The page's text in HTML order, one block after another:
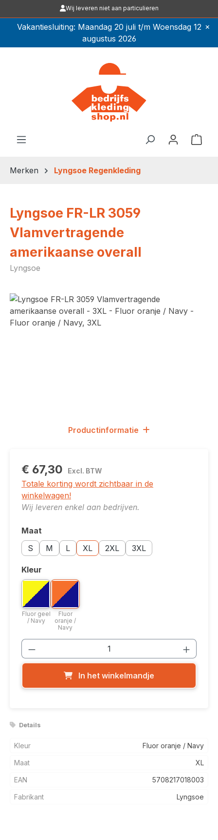
Ga naar de hoofdinhoudWij leveren niet aan particulieren
Vakantiesluiting: Maandag 20 juli t/m Woensdag 12
augustus 2026
×
Merken Lyngsoe Regenkleding
Lyngsoe FR-LR 3059
Vlamvertragende
amerikaanse overall
Lyngsoe
Afbeeldingengalerij overslaan
Productinformatie
€ 67,30 Excl. BTW
Totale korting wordt zichtbaar in de
winkelwagen!
Wij leveren enkel aan bedrijven.
Selecteer
Maat
S
Maatoptie: S
M
Maatoptie: M
L
Maatoptie: L
XL
Maatoptie: XL
2XL
Maatoptie: 2XL
3XL
Maatoptie: 3XL
Selecteer
Kleur
Fluor geel / Navy
Bicolor optie: Fluor geel / Navy
Fluor geel
/ Navy
Bicolor optie: Fluor oranje / Navy
Fluor
oranje /
Navy
Producthoeveelheid: Voer de
In het winkelmandje
Details
Kleur Fluor oranje / Navy
Maat XL
EAN 5708217018003
Fabrikant Lyngsoe